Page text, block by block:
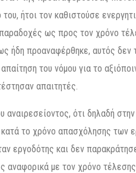
ήτοι τον καθιστούσε
ως προς τον χρόνο
ήδη προαναφέρθηκε, αυτός δεν
του νόμου για το
απαιτητές.
αναιρεσείοντος, ότι δηλαδή
κατά το χρόνο απασχόλησης των
εργοδότης και δεν
αναφορικά με τον χρόνο